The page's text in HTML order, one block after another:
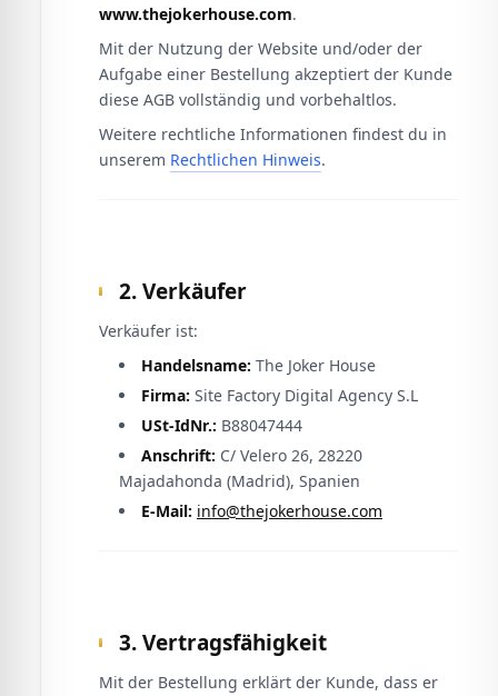
www.thejokerhouse.com.
Mit der Nutzung der Website und/oder der
Aufgabe einer Bestellung akzeptiert der Kunde
diese AGB vollständig und vorbehaltlos.
Weitere rechtliche Informationen findest du in
unserem Rechtlichen Hinweis.
2. Verkäufer
Verkäufer ist:
Handelsname: The Joker House
Firma: Site Factory Digital Agency S.L
USt-IdNr.: B88047444
Anschrift: C/ Velero 26, 28220
Majadahonda (Madrid), Spanien
E-Mail: info@thejokerhouse.com
3. Vertragsfähigkeit
Mit der Bestellung erklärt der Kunde, dass er